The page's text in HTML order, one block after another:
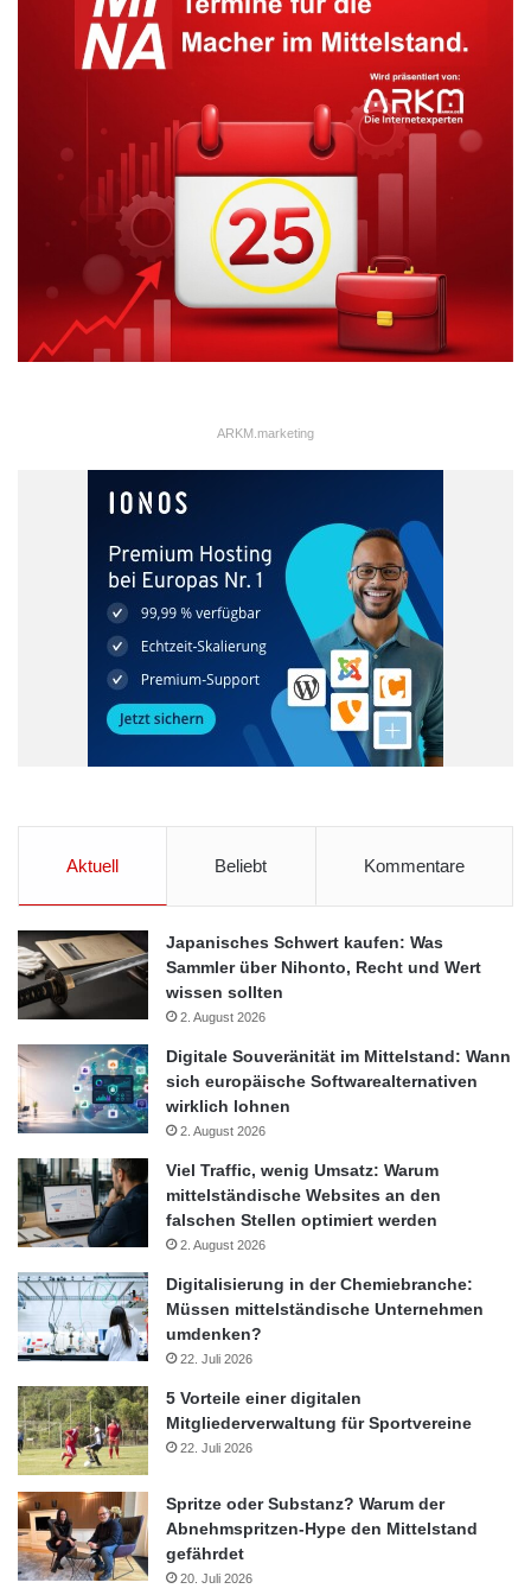
stabil bleibenden Eigenkosten (Abschreibungskosten) ihren
„Überstrom“. Nach der Abschreibungs- und Förderungsphase
steht ihnen sogar der Sonnenstrom fast ohne Kosten (nur
allgemeine Wartungskosten und Stromzählerkosten) zur
Verfügung. Wenn Sie nun einen sehr nah gelegenen Arbeitsplatz
haben bei dem sich ein üblicher Verbrennungsmotor nicht
wirklich aufwärmt und wo der Treibstoffverbrauch nicht den
besten Wirkungsgrad erreicht, oder wenn Sie für den
Nahbereich (überwiegend Kurzstrecken) ein
Auslieferungsfahrzeug benötigen. Das können bereits heute
Anwendungen sein, wo sich Elektroautos schon auf einem
Nutzungszeitraum von 5-8 Jahre rechnen. Über solch einen
Ölwechsel beim Kosten sparen.
In unserem Elektroauto-Spezial
auch denRenault Kangoo Z.E.vor.
Ebenso hatten wir im letzten Beitrag zu dem Thema
über die Umsatzchancen für die
für Elektroautosreferiert.
Brennstoffzelle CO2-Einsparung
E-Mobilität Elektroauto
Elektromobilität
Nationale Plattform Elektromobilität
ARKM.marketing
Aktuell Beliebt Kommentare
Japanisches Schwert kaufen: Was
Sammler über Nihonto, Recht und Wert
wissen sollten
2. August 2026
Digitale Souveränität im Mittelstand: Wann
sich europäische Softwarealternativen
wirklich lohnen
2. August 2026
Viel Traffic, wenig Umsatz: Warum
mittelständische Websites an den
falschen Stellen optimiert werden
2. August 2026
Digitalisierung in der Chemiebranche:
Müssen mittelständische Unternehmen
umdenken?
22. Juli 2026
5 Vorteile einer digitalen
Mitgliederverwaltung für Sportvereine
22. Juli 2026
Spritze oder Substanz? Warum der
Abnehmspritzen-Hype den Mittelstand
gefährdet
20. Juli 2026